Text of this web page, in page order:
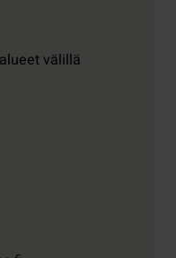
välillä